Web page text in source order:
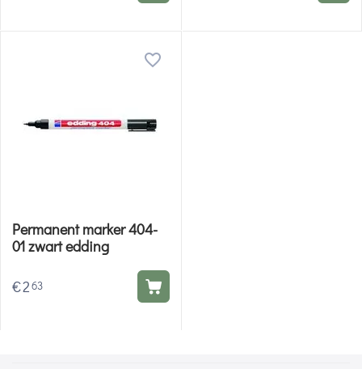
Permanent marker 404-
01 zwart edding
€263